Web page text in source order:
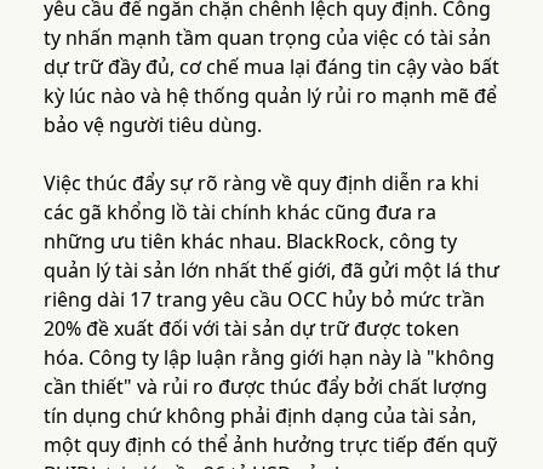
yêu cầu để ngăn chặn chênh lệch quy định. Công
ty nhấn mạnh tầm quan trọng của việc có tài sản
dự trữ đầy đủ, cơ chế mua lại đáng tin cậy vào bất
kỳ lúc nào và hệ thống quản lý rủi ro mạnh mẽ để
bảo vệ người tiêu dùng.
Việc thúc đẩy sự rõ ràng về quy định diễn ra khi
các gã khổng lồ tài chính khác cũng đưa ra
những ưu tiên khác nhau. BlackRock, công ty
quản lý tài sản lớn nhất thế giới, đã gửi một lá thư
riêng dài 17 trang yêu cầu OCC hủy bỏ mức trần
20% đề xuất đối với tài sản dự trữ được token
hóa. Công ty lập luận rằng giới hạn này là "không
cần thiết" và rủi ro được thúc đẩy bởi chất lượng
tín dụng chứ không phải định dạng của tài sản,
một quy định có thể ảnh hưởng trực tiếp đến quỹ